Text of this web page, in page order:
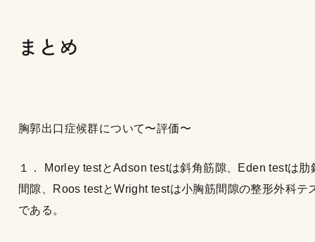
まとめ
胸郭出口症候群について〜評価〜
１． Morley testとAdson testは斜角筋隙、Eden testは肋
間隙、Roos testとWright testは小胸筋間隙の整形外科テ
である。